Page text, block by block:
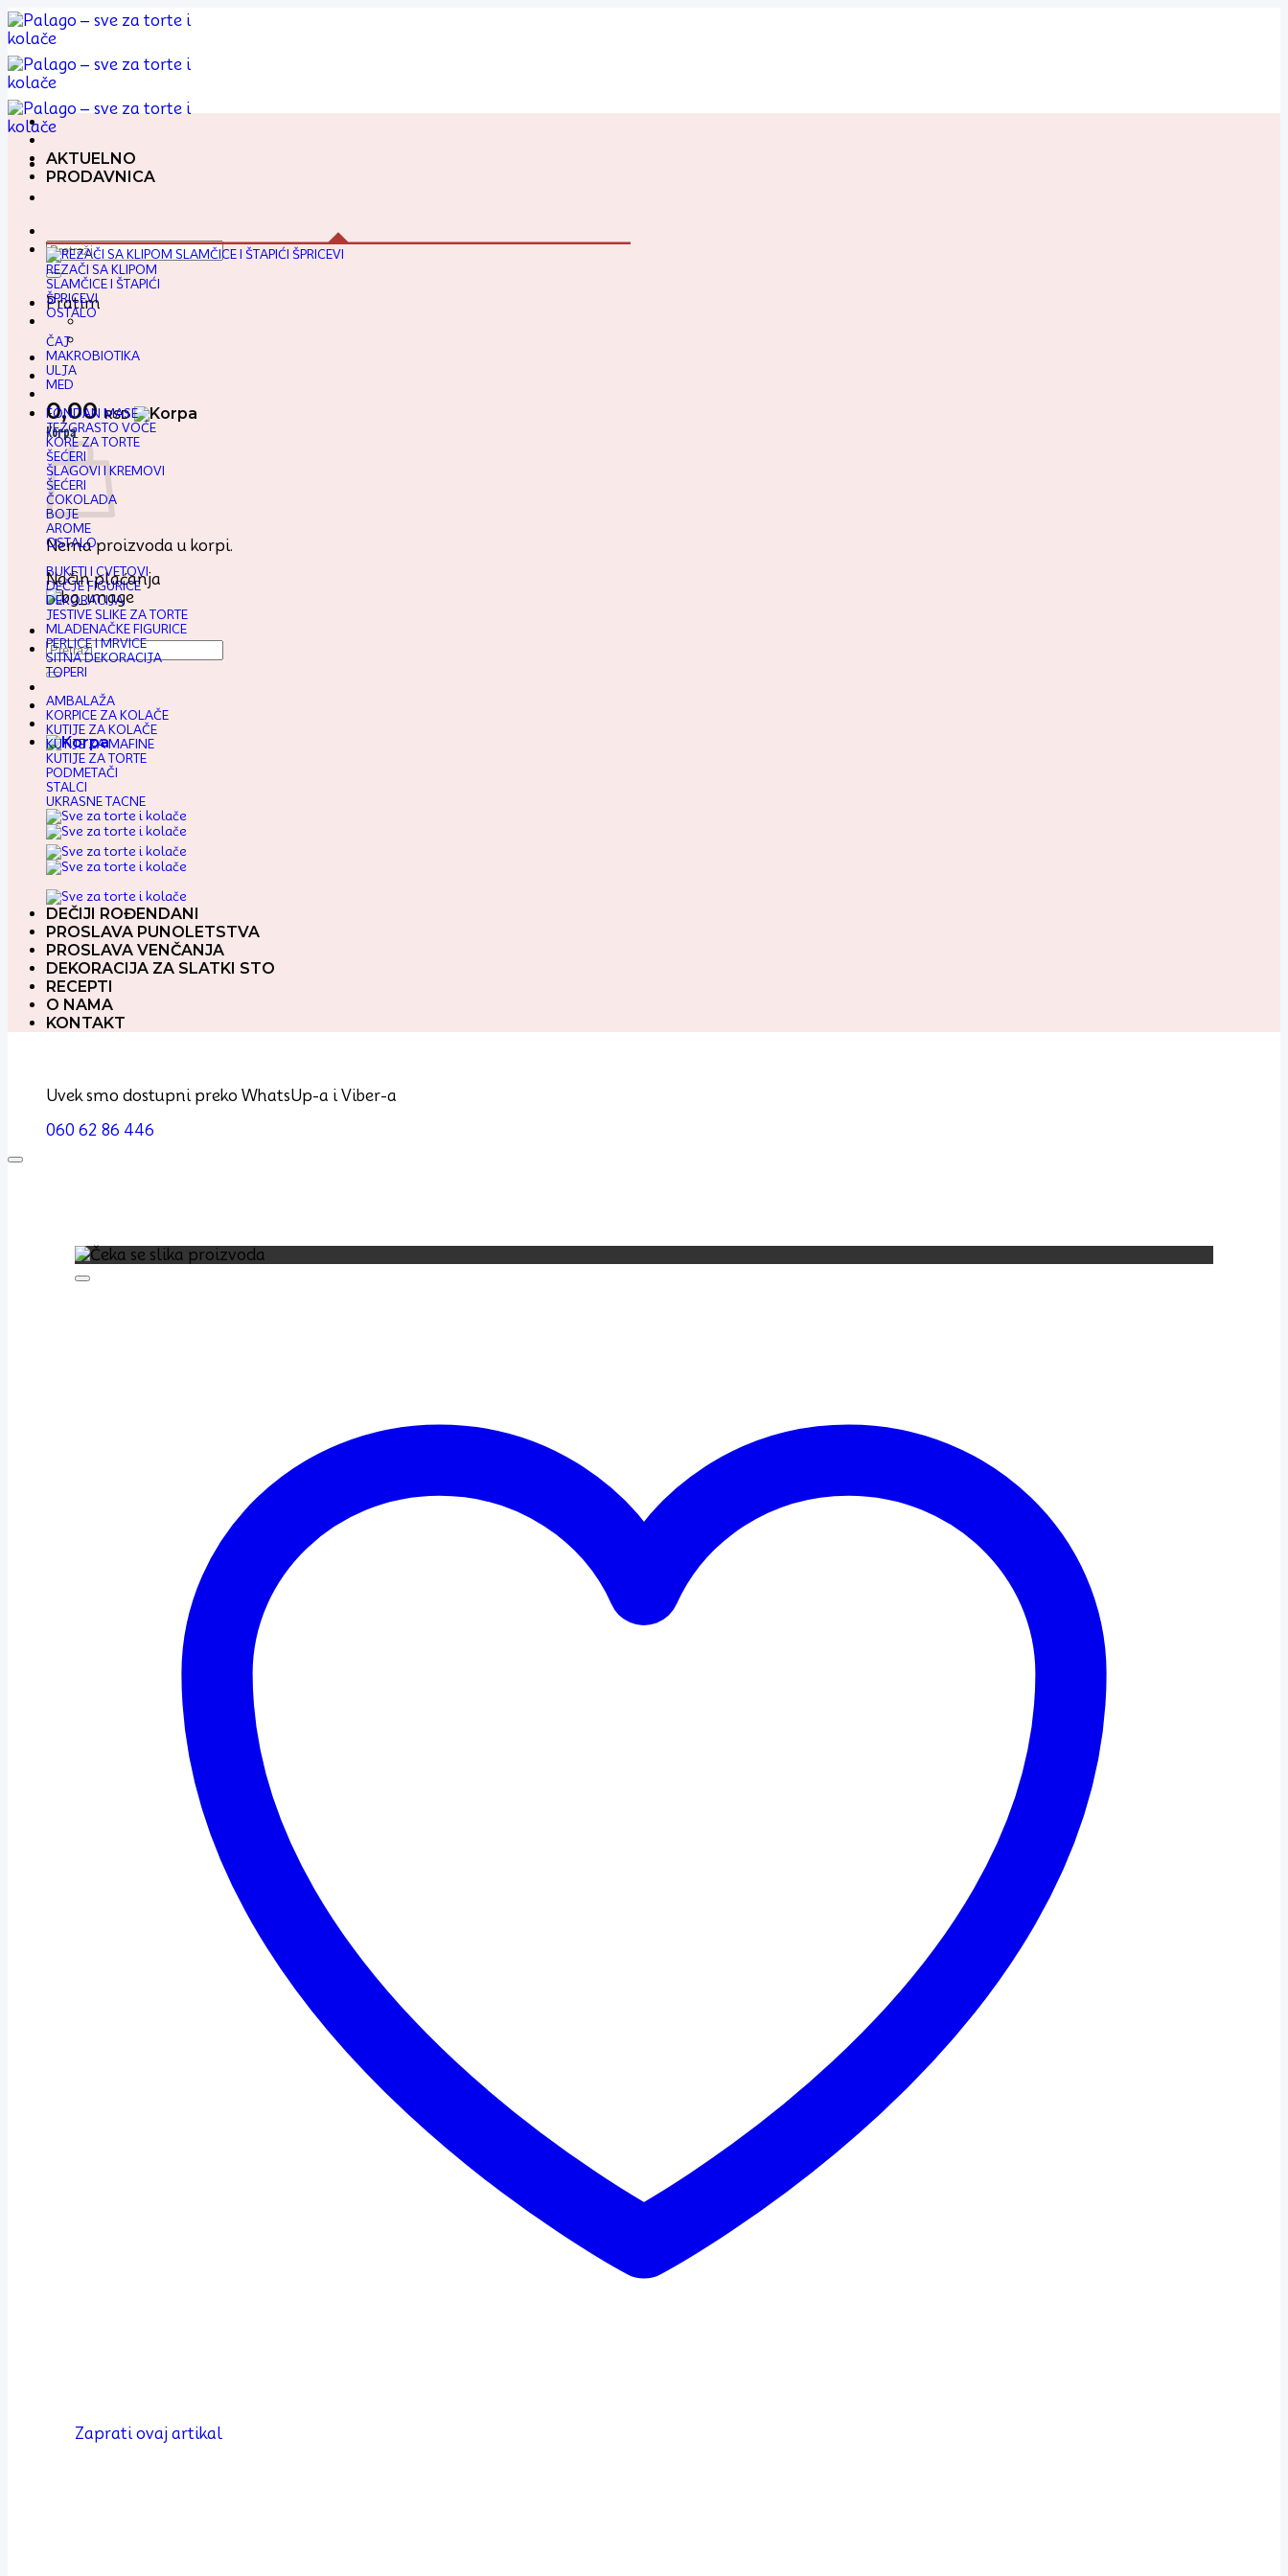
Preskoči
na
sadržaj
Pretraga
za:
Pratim
0,00RSD
Korpa
Nema proizvoda u korpi.
Način plaćanja
Pretraga
za:
AKTUELNO
PRODAVNICA
REZAČI SA KLIPOM
SLAMČICE I ŠTAPIĆI
ŠPRICEVI
OSTALO
ČAJ
MAKROBIOTIKA
ULJA
MED
FONDAN MASE
JEZGRASTO VOĆE
KORE ZA TORTE
ŠEĆERI
ŠLAGOVI I KREMOVI
ŠEĆERI
ČOKOLADA
BOJE
AROME
OSTALO
BUKETI I CVETOVI
DEČJE FIGURICE
DEKORACIJA
JESTIVE SLIKE ZA TORTE
MLADENAČKE FIGURICE
PERLICE I MRVICE
SITNA DEKORACIJA
TOPERI
AMBALAŽA
KORPICE ZA KOLAČE
KUTIJE ZA KOLAČE
KUTIJE ZA MAFINE
KUTIJE ZA TORTE
PODMETAČI
STALCI
UKRASNE TACNE
DEČIJI ROĐENDANI
PROSLAVA PUNOLETSTVA
PROSLAVA VENČANJA
DEKORACIJA ZA SLATKI STO
RECEPTI
O NAMA
KONTAKT
Uvek smo dostupni preko WhatsUp-a i Viber-a
060 62 86 446
Zaprati ovaj artikal